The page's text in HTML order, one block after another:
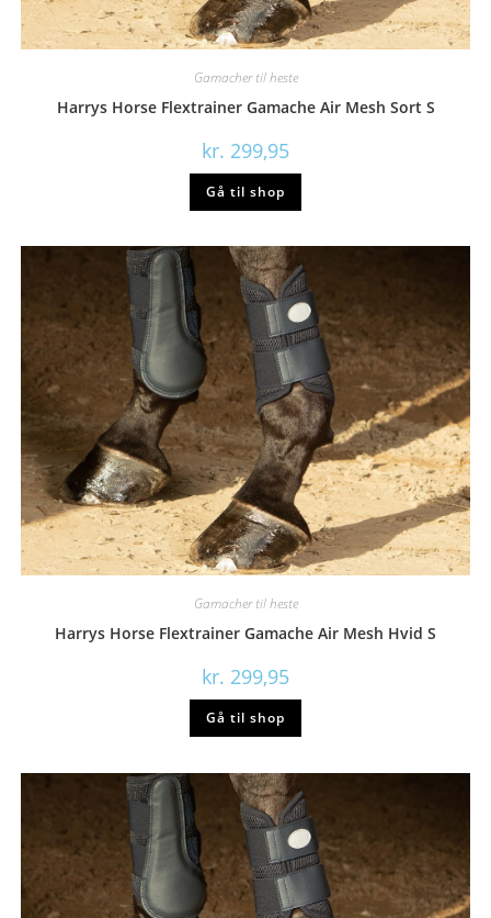
Gamacher til heste
Harrys Horse Flextrainer Gamache Air Mesh Sort S
kr. 299,95
Gå til shop
Gamacher til heste
Harrys Horse Flextrainer Gamache Air Mesh Hvid S
kr. 299,95
Gå til shop